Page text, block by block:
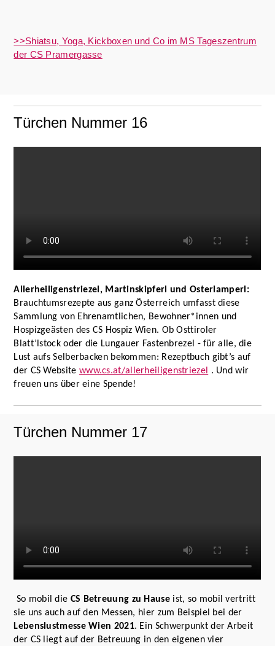
>>Shiatsu, Yoga, Kickboxen und Co im MS Tageszentrum
der CS Pramergasse
Türchen Nummer 16
Allerheiligenstriezel, Martinskipferl und Osterlamperl:
Brauchtumsrezepte aus ganz Österreich umfasst diese
Sammlung von Ehrenamtlichen, Bewohner*innen und
Hospizgeästen des CS Hospiz Wien. Ob Osttiroler
Blatt’lstock oder die Lungauer Fastenbrezel - für alle, die
Lust aufs Selberbacken bekommen: Rezeptbuch gibt’s auf
der CS Website www.cs.at/allerheiligenstriezel . Und wir
freuen uns über eine Spende!
Türchen Nummer 17
So mobil die CS Betreuung zu Hause ist, so mobil vertritt
sie uns auch auf den Messen, hier zum Beispiel bei der
Lebenslustmesse Wien 2021. Ein Schwerpunkt der Arbeit
der CS liegt auf der Betreuung in den eigenen vier